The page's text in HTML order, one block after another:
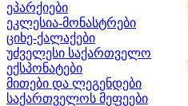
ეპარქიები
ეკლესია-მონასტრები
ციხე-ქალაქები
უძველესი საქართველო
ექსპონატები
მითები და ლეგენდები
საქართველოს მეფეები